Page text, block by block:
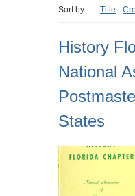
Sort by: Title
History
National
States